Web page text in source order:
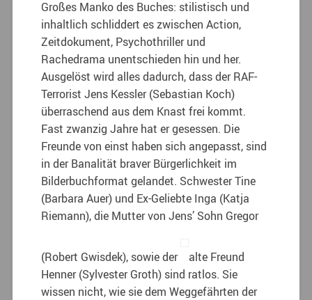
Großes Manko des Buches: stilistisch und
inhaltlich schliddert es zwischen Action,
Zeitdokument, Psychothriller und
Rachedrama unentschieden hin und her.
Ausgelöst wird alles dadurch, dass der RAF-
Terrorist Jens Kessler (Sebastian Koch)
überraschend aus dem Knast frei kommt.
Fast zwanzig Jahre hat er gesessen. Die
Freunde von einst haben sich angepasst, sind
in der Banalität braver Bürgerlichkeit im
Bilderbuchformat gelandet. Schwester Tine
(Barbara Auer) und Ex-Geliebte Inga (Katja
Riemann), die Mutter von Jens’ Sohn Gregor
(Robert Gwisdek), sowie der
alte Freund
Henner (Sylvester Groth) sind ratlos. Sie
wissen nicht, wie sie dem Weggefährten der